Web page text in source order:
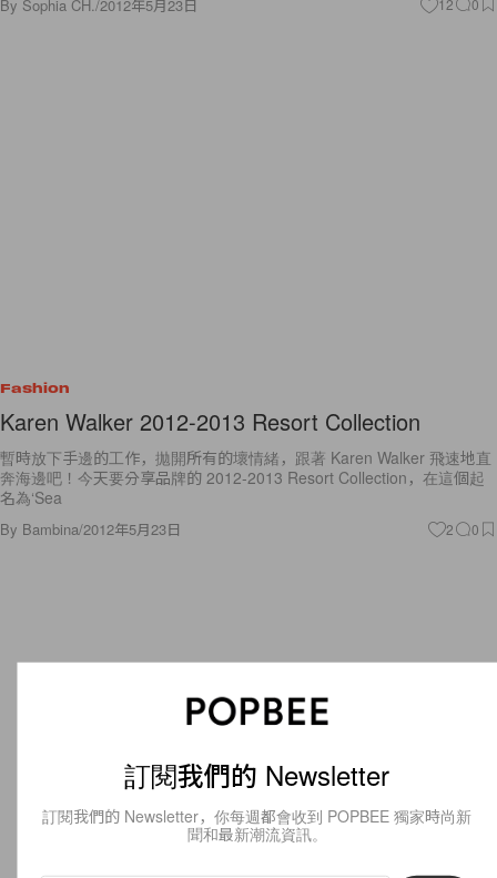
By Sophia CH. /2012年5月23日 12 0
Fashion
Karen Walker 2012-2013 Resort Collection
暫時放下手邊的工作，拋開所有的壞情緒，跟著 Karen Walker 飛速地直
奔海邊吧！今天要分享品牌的 2012-2013 Resort Collection，在這個起
名為‘Sea
By Bambina/2012年5月23日 2 0
訂閱我們的 Newsletter
訂閱我們的 Newsletter，你每週都會收到 POPBEE 獨家時尚新
聞和最新潮流資訊。